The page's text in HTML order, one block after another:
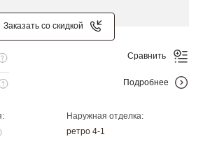
Заказать со скидкой
Наружная отделка:
ретро 4-1
Сравнить
Подробнее